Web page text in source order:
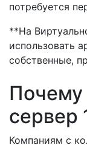
потребуется
**На
использовать
собственные,
Почему
сервер
Компаниям с